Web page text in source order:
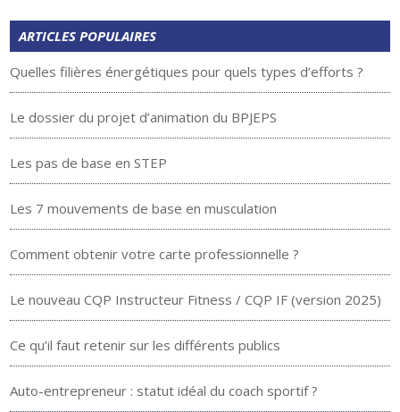
ARTICLES POPULAIRES
Quelles filières énergétiques pour quels types d’efforts ?
Le dossier du projet d’animation du BPJEPS
Les pas de base en STEP
Les 7 mouvements de base en musculation
Comment obtenir votre carte professionnelle ?
Le nouveau CQP Instructeur Fitness / CQP IF (version 2025)
Ce qu’il faut retenir sur les différents publics
Auto-entrepreneur : statut idéal du coach sportif ?